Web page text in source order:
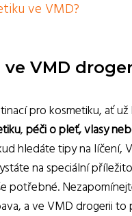
ve VMD?
VMD
pro kosmetiku, ať
,péči o pleť, vlasy
hledáte tipy na
na speciální
potřebné.
a ve VMD drogerii